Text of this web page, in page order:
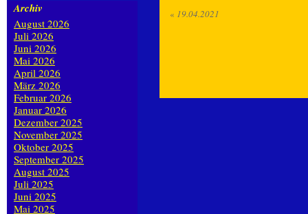
« 19.04.2021
Archiv
August 2026
Juli 2026
Juni 2026
Mai 2026
April 2026
März 2026
Februar 2026
Januar 2026
Dezember 2025
November 2025
Oktober 2025
September 2025
August 2025
Juli 2025
Juni 2025
Mai 2025